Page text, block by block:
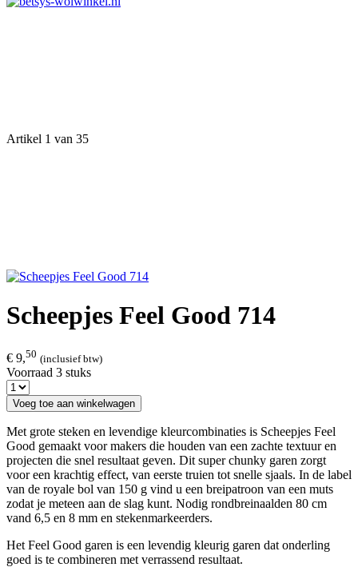
Artikel 1 van 35
Scheepjes Feel Good 714
€ 9,50 (inclusief btw)
Voorraad 3 stuks
Voeg toe aan winkelwagen
Met grote steken en levendige kleurcombinaties is Scheepjes Feel
Good gemaakt voor makers die houden van een zachte textuur en
projecten die snel resultaat geven. Dit super chunky garen zorgt
voor een krachtig effect, van eerste truien tot snelle sjaals. In de label
van de royale bol van 150 g vind u een breipatroon van een muts
zodat je meteen aan de slag kunt. Nodig rondbreinaalden 80 cm
vand 6,5 en 8 mm en stekenmarkeerders.
Het Feel Good garen is een levendig kleurig garen dat onderling
goed is te combineren met verrassend resultaat.